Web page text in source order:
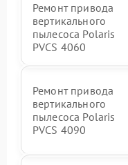
Ремонт привода
вертикального
пылесоса Polaris
PVCS 4060
Ремонт привода
вертикального
пылесоса Polaris
PVCS 4090